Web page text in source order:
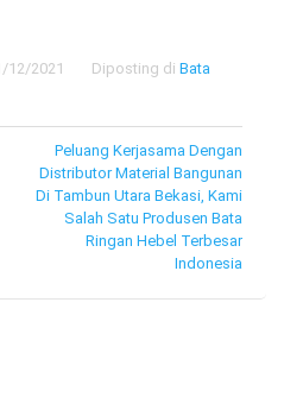
12/2021 Diposting di Bata
Peluang Kerjasama Dengan
Distributor Material Bangunan
Di Tambun Utara Bekasi, Kami
Salah Satu Produsen Bata
Ringan Hebel Terbesar
Indonesia